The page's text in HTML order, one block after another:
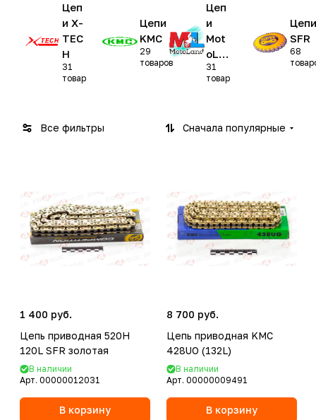
Цеп
и X-
TEC
H
31
товар
Цепи
KMC
29
товаров
Цеп
и
Mot
oLa
nd
31
товар
SFR
68
Все фильтры Сначала популярные
1 400 руб.
Цепь приводная 520H
120L SFR золотая
В наличии
Арт. 00000012031
В корзину
8 700 руб.
Цепь приводная KMC
428UO (132L)
В наличии
Арт. 00000009491
В корзину